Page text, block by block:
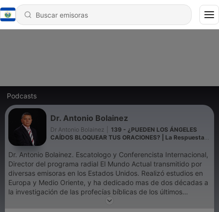
Podcasts
Dr. Antonio Bolainez
Dr Antonio Bolainez
139 - ¿PUEDEN LOS ÁNGELES
CAÍDOS BLOQUEAR TUS ORACIONES? | La Respuesta
Dr. Antonio Bolainez. Escatologo y Conferencista Internacional,
Director del programa radial El Mundo Actual transmitido por
diversas emisoras en los Estados Unidos. Realizó estudios en
Europa y Medio Oriente, y ha dedicado mas de dos décadas a
la investigación de las profecías bíblicas de los últimos